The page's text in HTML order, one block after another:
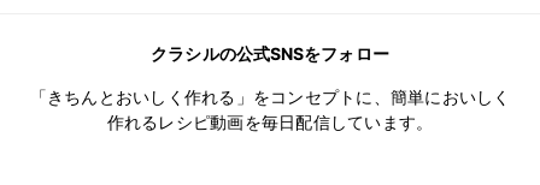
クラシルの公式SNSをフォロー
「きちんとおいしく作れる」をコンセプトに、簡単においしく
作れるレシピ動画を毎日配信しています。